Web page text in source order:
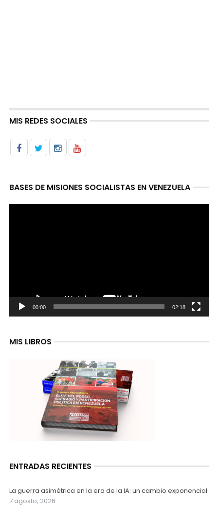
MIS REDES SOCIALES
BASES DE MISIONES SOCIALISTAS EN VENEZUELA
00:00 02:18
MIS LIBROS
ENTRADAS RECIENTES
La guerra asimétrica en la era de la IA: un cambio exponencial
7 agosto, 2026